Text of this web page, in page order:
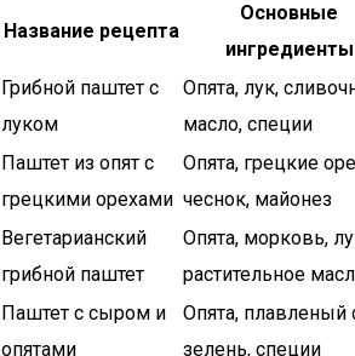
Название рецепта
Основные
ингредиенты
Грибной паштет с
луком
Опята, лук,
масло, специи
Паштет из опят с
грецкими орехами
Опята, грецкие
чеснок, майонез
Вегетарианский
грибной паштет
Опята, морковь,
растительное
Паштет с сыром и
опятами
Опята, плавленый
зелень, специи